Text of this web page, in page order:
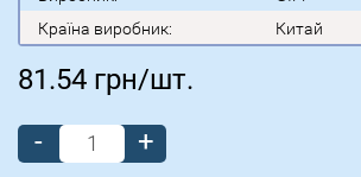
Країна виробник:
Китай
81.54 грн/шт.
-
+